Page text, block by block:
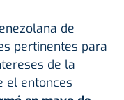
de
pertinentes para
de la
el entonces